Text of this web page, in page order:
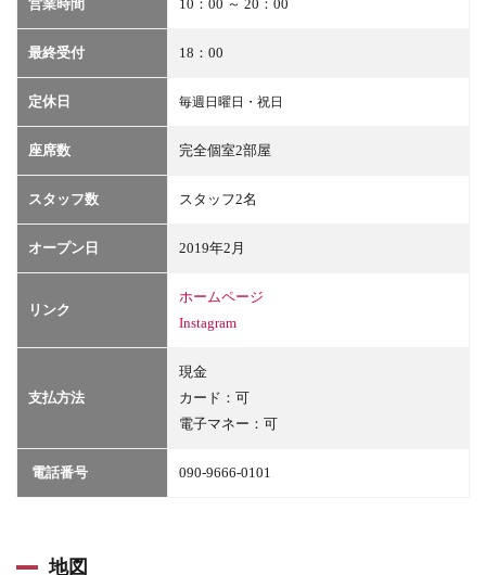
営業時間 10：00 ～ 20：00
最終受付 18：00
定休日 毎週日曜日・祝日
座席数 完全個室2部屋
スタッフ数 スタッフ2名
オープン日 2019年2月
リンク
ホームページ
Instagram
支払方法
現金
カード：可
電子マネー：可
電話番号 090-9666-0101
地図